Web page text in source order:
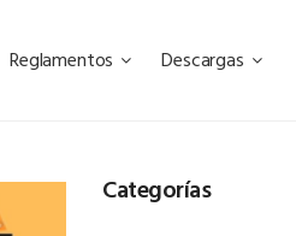
Reglamentos Descargas
Categorías